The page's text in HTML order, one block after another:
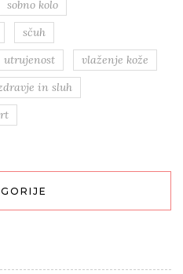
sobno kolo
sčuh
utrujenost
vlaženje kože
in sluh